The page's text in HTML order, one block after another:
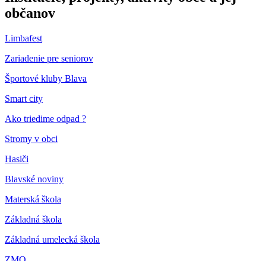
občanov
Limbafest
Zariadenie pre seniorov
Športové kluby Blava
Smart city
Ako triedime odpad ?
Stromy v obci
Hasiči
Blavské noviny
Materská škola
Základná škola
Základná umelecká škola